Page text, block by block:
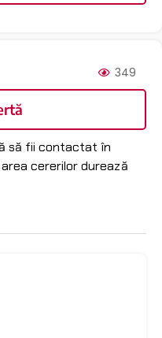
349
să fii contactat în
cererilor durează